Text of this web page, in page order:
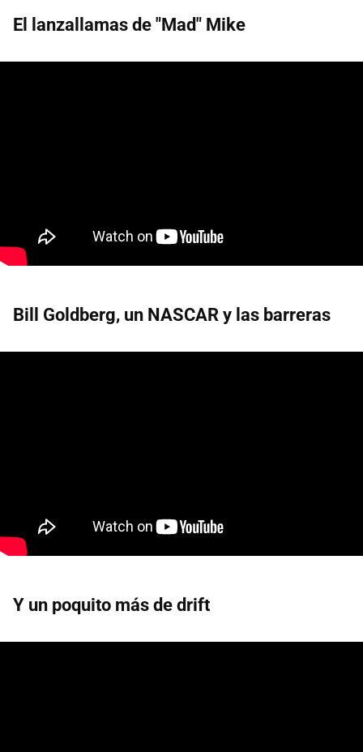
El lanzallamas de "Mad" Mike
Bill Goldberg, un NASCAR y las barreras
Y un poquito más de drift